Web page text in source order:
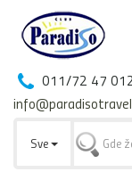
011/72 47
Sve